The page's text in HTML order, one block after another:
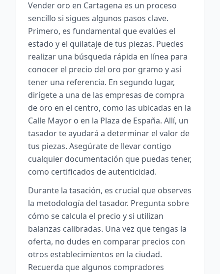
Vender oro en Cartagena es un proceso
sencillo si sigues algunos pasos clave.
Primero, es fundamental que evalúes el
estado y el quilataje de tus piezas. Puedes
realizar una búsqueda rápida en línea para
conocer el precio del oro por gramo y así
tener una referencia. En segundo lugar,
dirígete a una de las empresas de compra
de oro en el centro, como las ubicadas en la
Calle Mayor o en la Plaza de España. Allí, un
tasador te ayudará a determinar el valor de
tus piezas. Asegúrate de llevar contigo
cualquier documentación que puedas tener,
como certificados de autenticidad.
Durante la tasación, es crucial que observes
la metodología del tasador. Pregunta sobre
cómo se calcula el precio y si utilizan
balanzas calibradas. Una vez que tengas la
oferta, no dudes en comparar precios con
otros establecimientos en la ciudad.
Recuerda que algunos compradores